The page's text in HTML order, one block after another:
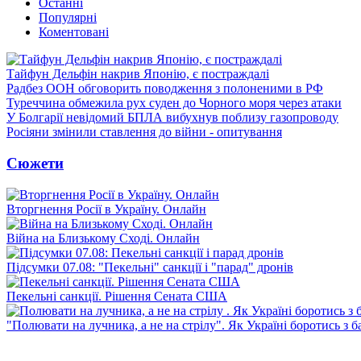
Останні
Популярні
Коментовані
Тайфун Дельфін накрив Японію, є постраждалі
Радбез ООН обговорить поводження з полоненими в РФ
Туреччина обмежила рух суден до Чорного моря через атаки
У Болгарії невідомий БПЛА вибухнув поблизу газопроводу
Росіяни змінили ставлення до війни - опитування
Сюжети
Вторгнення Росії в Україну. Онлайн
Війна на Близькому Сході. Онлайн
Підсумки 07.08: "Пекельні" санкції і "парад" дронів
Пекельні санкції. Рішення Сената США
"Полювати на лучника, а не на стрілу". Як Україні боротись з